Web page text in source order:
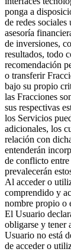
ponga a
de redes
asesoría
de inversiones,
resultados, todo
recomendación
o transferir
bajo su propio
las Fracciones
sus respectivas
los Servicios
adicionales, los
relación con
entenderán
de conflicto
prevalecerán
Al acceder o
comprendido y
nombre propio o
El Usuario
obligarse y tener
Usuario no está
de acceder o